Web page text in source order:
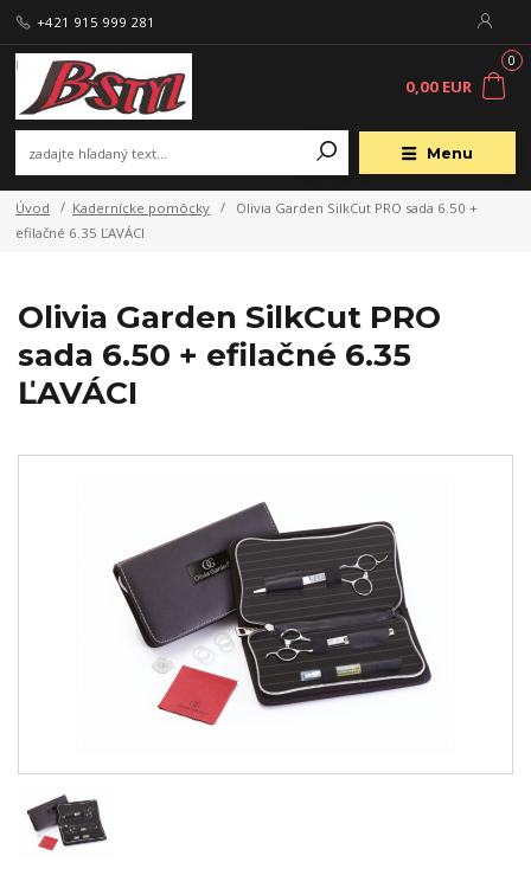
Menu
+421 915 999 281
0
0,00 EUR
Úvod Kadernícke pomôcky
Olivia Garden SilkCut PRO sada 6.50 +
efilačné 6.35 ĽAVÁCI
Olivia Garden SilkCut PRO
sada 6.50 + efilačné 6.35
ĽAVÁCI